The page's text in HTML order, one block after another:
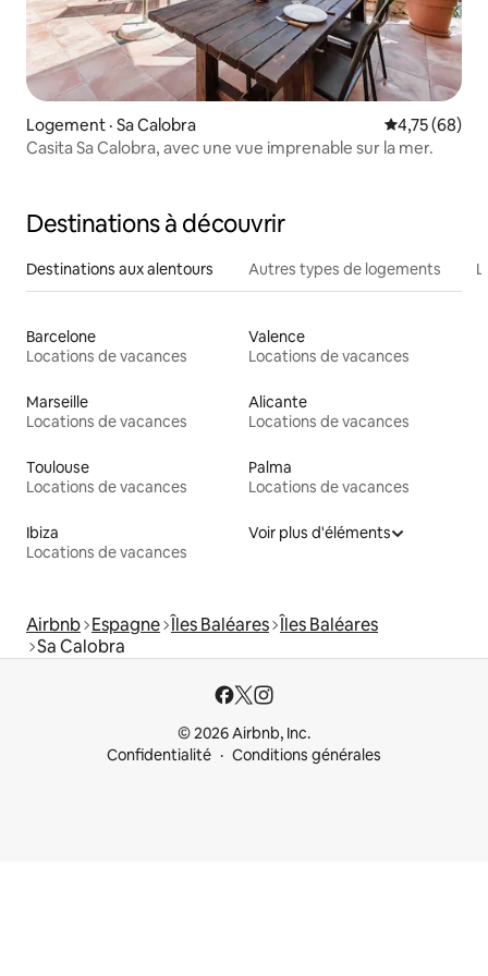
Logement · Sa Calobra Note
4,75 (68)
Casita Sa Calobra, avec une vue imprenable sur la mer.
Destinations à découvrir
Destinations aux alentours Autres types de logements
Barcelone
Locations de vacances
Valence
Locations de vacances
Marseille
Locations de vacances
Alicante
Locations de vacances
Toulouse
Locations de vacances
Palma
Locations de vacances
Ibiza
Locations de vacances
Voir plus d'éléments
Airbnb Espagne Îles Baléares Îles Baléares
Sa Calobra
© 2026 Airbnb, Inc.
Confidentialité
Conditions générales